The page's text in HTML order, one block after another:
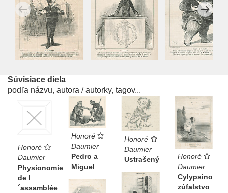
Súvisiace diela
podľa názvu, autora / autorky, tagov...
Honoré
Daumier
Physionomie
de l
´assamblée
Honoré
Daumier
Pedro a
Miguel
Honoré
Daumier
Ustrašený
Honoré
Daumier
Cylypsino
zúfalstvo